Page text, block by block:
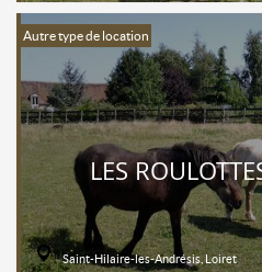
Autre type de location
LES
Saint-Hilaire-les-Andrésis, Loiret